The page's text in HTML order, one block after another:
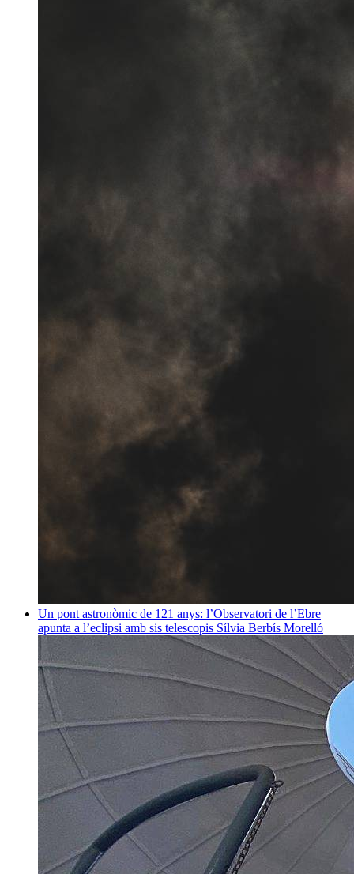
Un pont astronòmic de 121 anys: l’Observatori de l’Ebre
apunta a l’eclipsi amb sis telescopis Sílvia Berbís Morelló